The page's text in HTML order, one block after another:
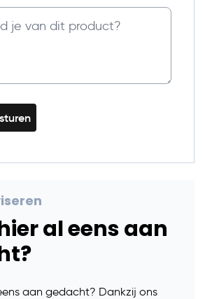
al eens aan
aan gedacht? Dankzij ons